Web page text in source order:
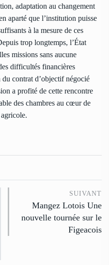
adaptation au changement
aparté que l’institution puisse
à la mesure de ces
trop longtemps, l’État
missions sans aucune
difficultés financières
contrat d’objectif négocié
a profité de cette rencontre
des chambres au cœur de
SUIVANT
Mangez Lotois Une
nouvelle tournée sur le
Figeacois